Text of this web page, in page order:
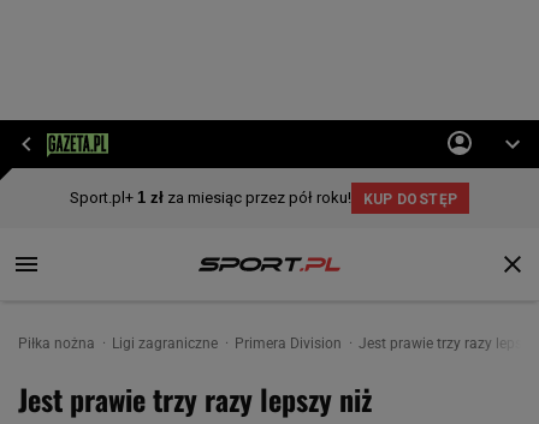
Piłka nożna Ligi zagraniczne Primera Division Jest prawie trzy razy
Jest prawie trzy razy lepszy niż